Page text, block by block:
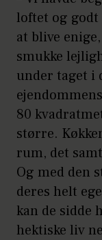
loftet og godt
at blive
smukke
under taget i
80
større.
rum, det
Og med den
deres helt
kan de sidde
hektiske liv